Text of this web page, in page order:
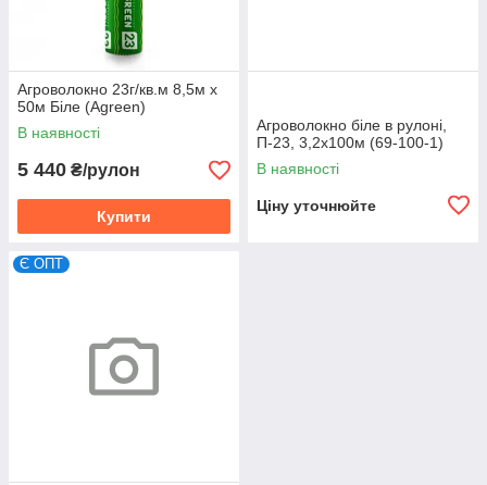
Агроволокно 23г/кв.м 8,5м х
50м Біле (Agreen)
В наявності
5 440 ₴/рулон
Купити
Агроволокно біле в рулоні,
П-23, 3,2х100м (69-100-1)
В наявності
Ціну уточнюйте
Є ОПТ